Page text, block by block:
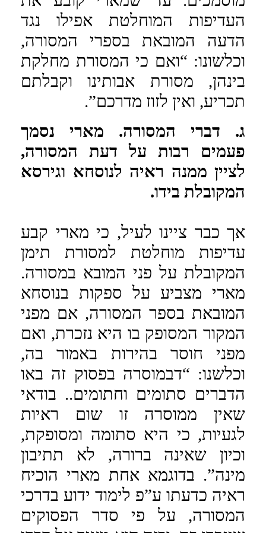
העדיפות המוחלטת אפילו נגד
הדעה המובאת בספרי המסורה,
וכלשונו: “ואם כי המסורת מחלקת
בינהן, מסורת אבותינו וקבלתם
תכריע, ואין לזוז מדרכם”.
ג. דברי המסורה. מארי נסמך
פעמים רבות על דעת המסורה,
לציין ממנה ראיה לנוסחא וגירסא
המקובלת בידו.
אך כבר ציינו לעיל, כי מארי קבע
עדיפות מוחלטת למסורת תימן
המקובלת על פני המובא במסורה.
מארי מצביע על ספקות בנוסחא
המובאת בספר המסורה, אם מפני
המקור המסופק בו היא נזכרת, ואם
מפני חוסר בהירות באמור בה,
וכלשנו: “דבמוסרה בפסוק זה באו
הדברים סתומים וחתומים.. בודאי
שאין ממוסרה זו שום ראיות
לגעיות, כי היא סתומה ומסופקת,
וכיון שאינה ברורה, לא תתיבון
מינה”. בדוגמא אחת מארי הוכיח
ראיה כדעתו ע”פ לימוד ידוע בדרכי
המסורה, על פי סדר הפסוקים